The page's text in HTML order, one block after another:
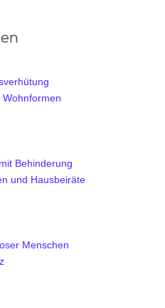
Behinderung
und Hausbeiräte
Menschen